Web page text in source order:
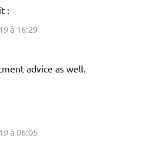
:
à 16:29
advice as well.
à 06:05